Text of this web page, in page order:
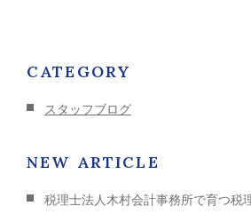
CATEGORY
スタッフブログ
NEW ARTICLE
税理士法人木村会計事務所で育つ税